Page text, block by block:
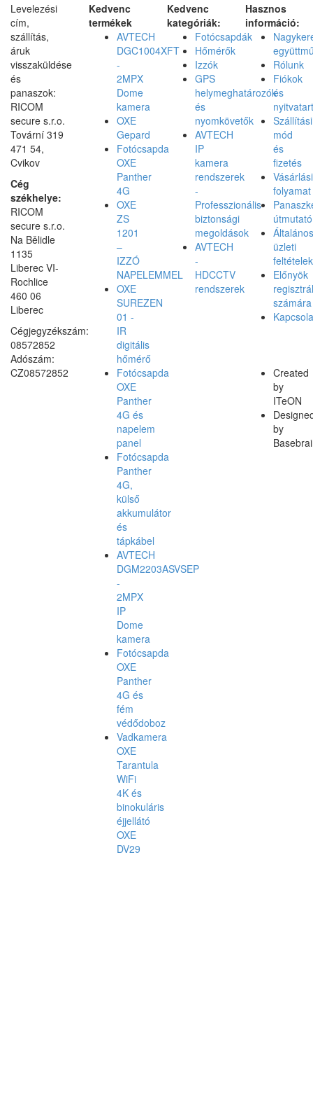
Levelezési
cím,
szállítás,
áruk
visszaküldése
és
panaszok:
RICOM
secure s.r.o.
Tovární 319
471 54,
Cvikov
Cég
székhelye:
RICOM
secure s.r.o.
Na Bělidle
1135
Liberec VI-
Rochlice
460 06
Liberec
Cégjegyzékszám:
08572852
Adószám:
CZ08572852
Kedvenc
termékek
AVTECH
DGC1004XFT
-
2MPX
Dome
kamera
OXE
Gepard
Fotócsapda
OXE
Panther
4G
OXE
ZS
1201
–
IZZÓ
NAPELEMMEL
OXE
SUREZEN
01 -
IR
digitális
hőmérő
Fotócsapda
OXE
Panther
4G és
napelem
panel
Fotócsapda
Panther
4G,
külső
akkumulátor
és
tápkábel
AVTECH
DGM2203ASVSEP
-
2MPX
IP
Dome
kamera
Fotócsapda
OXE
Panther
4G és
fém
védődoboz
Vadkamera
OXE
Tarantula
WiFi
4K és
binokuláris
éjjellátó
OXE
DV29
Kedvenc
kategóriák:
Fotócsapdák
Hőmérők
Izzók
GPS
helymeghatározók
és
nyomkövetők
AVTECH
IP
kamera
rendszerek
-
Professzionális
biztonsági
megoldások
AVTECH
-
HDCCTV
rendszerek
Hasznos
információ:
Rólunk
Fiókok
és
Szállítási
mód
és
fizetés
Vásárlási
folyamat
útmutató
Általános
üzleti
feltételek
Előnyök
számára
Created
by
ITeON
by